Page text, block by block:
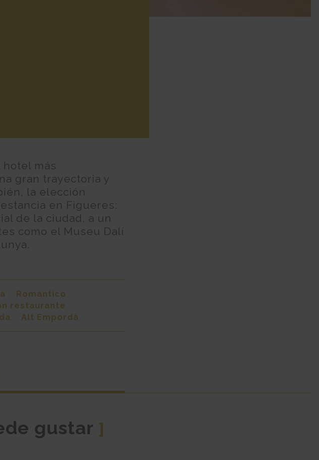
hotel más
gran trayectoria y
la elección
en Figueres:
de la ciudad, a un
como el Museu Dalí
Romántico
restaurante
Alt Empordà
gustar ]